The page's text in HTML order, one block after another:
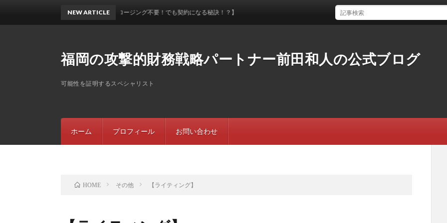
福岡の攻撃的財務戦略パートナー前田和人の公式ブログ
可能性を証明するスペシャリスト
ホーム プロフィール お問い合わせ
NEW ARTICLE
【セールス不要！クロージング不要！でも契約になる秘訣！？】
HOME その他 【ライティング】